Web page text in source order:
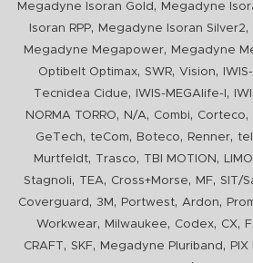
Megadyne Isoran Gold , Megadyne
Isoran RPP, Megadyne Isoran Silver2,
Megadyne Megapower, Megadyne
Optibelt Optimax, SWR, Vision,
Tecnidea Cidue, IWIS-MEGAlife-I ,
NORMA TORRO, N/A, Combi, Corteco,
GeTech, teCom, Boteco, Renner,
Murtfeldt, Trasco, TBI MOTION ,
Stagnoli, TEA, Cross+Morse, MF, SIT/
Coverguard , 3M , Portwest, Ardon,
Workwear, Milwaukee, Codex, CX,
CRAFT, SKF, Megadyne Pluriband ,